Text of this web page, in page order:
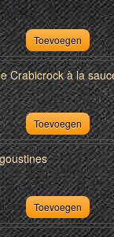
Toevoegen
Crabicrock à la
Toevoegen
Toevoegen